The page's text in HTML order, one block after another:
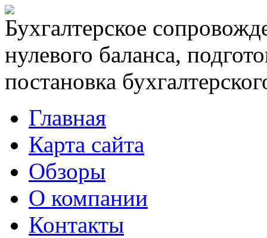
Бухгалтерское
нулевого баланса,
постановка
Главная
Карта сайта
Обзоры
О компании
Контакты